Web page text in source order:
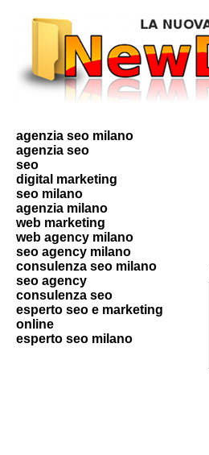
agenzia seo milano
agenzia seo
seo
digital marketing
seo milano
agenzia milano
web marketing
web agency milano
seo agency milano
consulenza seo milano
seo agency
consulenza seo
esperto seo e marketing
online
esperto seo milano